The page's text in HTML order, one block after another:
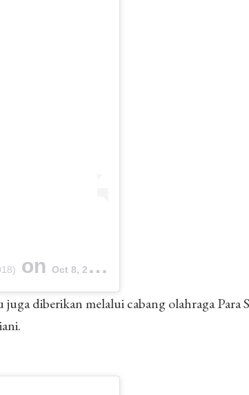
on Oct 8, 2018 at 12:28am PDT
diberikan melalui cabang olahraga Para